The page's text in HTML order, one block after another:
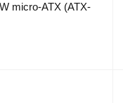
micro-ATX (ATX-